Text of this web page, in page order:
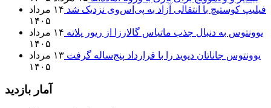
فیلیپ کوستیچ با انتقالی آزاد به پی‌اس‌وی نزدیک شد
۱۴ مرداد
۱۴۰۵
یوونتوس به دنبال جذب ماتیاس گالارزا از ریور پلاته
۱۴ مرداد
۱۴۰۵
یوونتوس جاناتان دیوید را با قرارداد پنج‌ساله گرفت
۱۳ مرداد
۱۴۰۵
آمار بازدید